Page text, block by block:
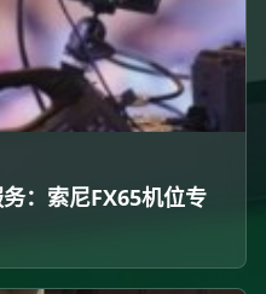
：索尼FX65机位专